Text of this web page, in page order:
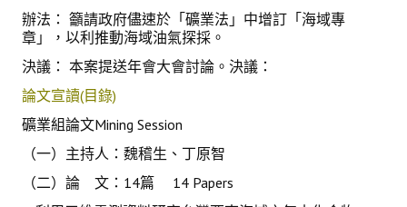
辦法： 籲請政府儘速於「礦業法」中增訂「海域專
章」，以利推動海域油氣探採。
決議： 本案提送年會大會討論。決議：
論文宣讀(目錄)
礦業組論文Mining Session
（一）主持人：魏稽生、丁原智
（二）論 文：14篇 14 Papers